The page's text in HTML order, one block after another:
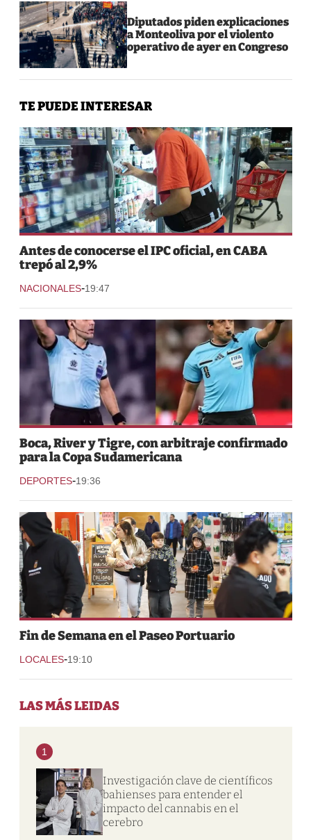
Diputados piden explicaciones
a Monteoliva por el violento
operativo de ayer en Congreso
TE PUEDE INTERESAR
Antes de conocerse el IPC oficial, en CABA
trepó al 2,9%
NACIONALES-19:47
Boca, River y Tigre, con arbitraje confirmado
para la Copa Sudamericana
DEPORTES-19:36
Fin de Semana en el Paseo Portuario
LOCALES-19:10
LAS MÁS LEIDAS
1
Investigación clave de científicos
bahienses para entender el
impacto del cannabis en el
cerebro